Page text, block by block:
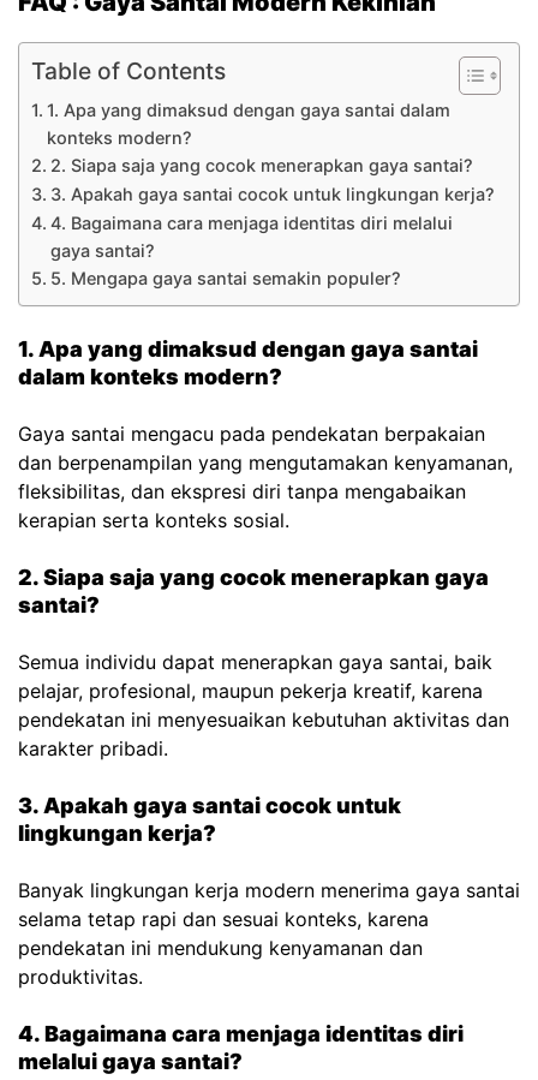
Table of Contents
1. Apa yang dimaksud dengan gaya santai dalam
konteks modern?
2. Siapa saja yang cocok menerapkan gaya santai?
3. Apakah gaya santai cocok untuk lingkungan kerja?
4. Bagaimana cara menjaga identitas diri melalui
gaya santai?
5. Mengapa gaya santai semakin populer?
1. Apa yang dimaksud dengan gaya santai
dalam konteks modern?
Gaya santai mengacu pada pendekatan berpakaian
dan berpenampilan yang mengutamakan kenyamanan,
fleksibilitas, dan ekspresi diri tanpa mengabaikan
kerapian serta konteks sosial.
2. Siapa saja yang cocok menerapkan gaya
santai?
Semua individu dapat menerapkan gaya santai, baik
pelajar, profesional, maupun pekerja kreatif, karena
pendekatan ini menyesuaikan kebutuhan aktivitas dan
karakter pribadi.
3. Apakah gaya santai cocok untuk
lingkungan kerja?
Banyak lingkungan kerja modern menerima gaya santai
selama tetap rapi dan sesuai konteks, karena
pendekatan ini mendukung kenyamanan dan
produktivitas.
4. Bagaimana cara menjaga identitas diri
melalui gaya santai?